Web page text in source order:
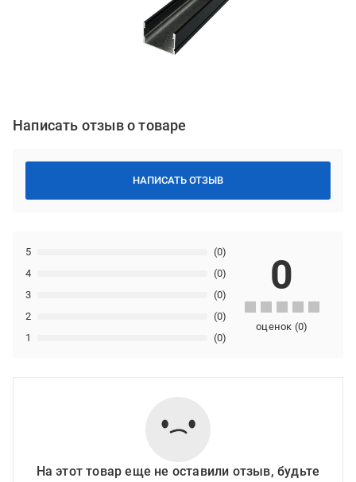
Написать отзыв о товаре
НАПИСАТЬ ОТЗЫВ
1 (0)
2 (0)
3 (0)
4 (0)
5 (0)
0
оценок (0)
На этот товар еще не оставили отзыв, будьте